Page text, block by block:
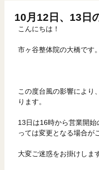
10月12日、13日
こんにちは！
市ヶ谷整体院の大橋です。
この度台風の影響により
ります。
13日は16時から営業開始
っては変更となる場合が
大変ご迷惑をお掛けしま